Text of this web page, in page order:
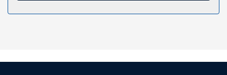
Les infrastructures de loisirs offertes par l'hébergement et